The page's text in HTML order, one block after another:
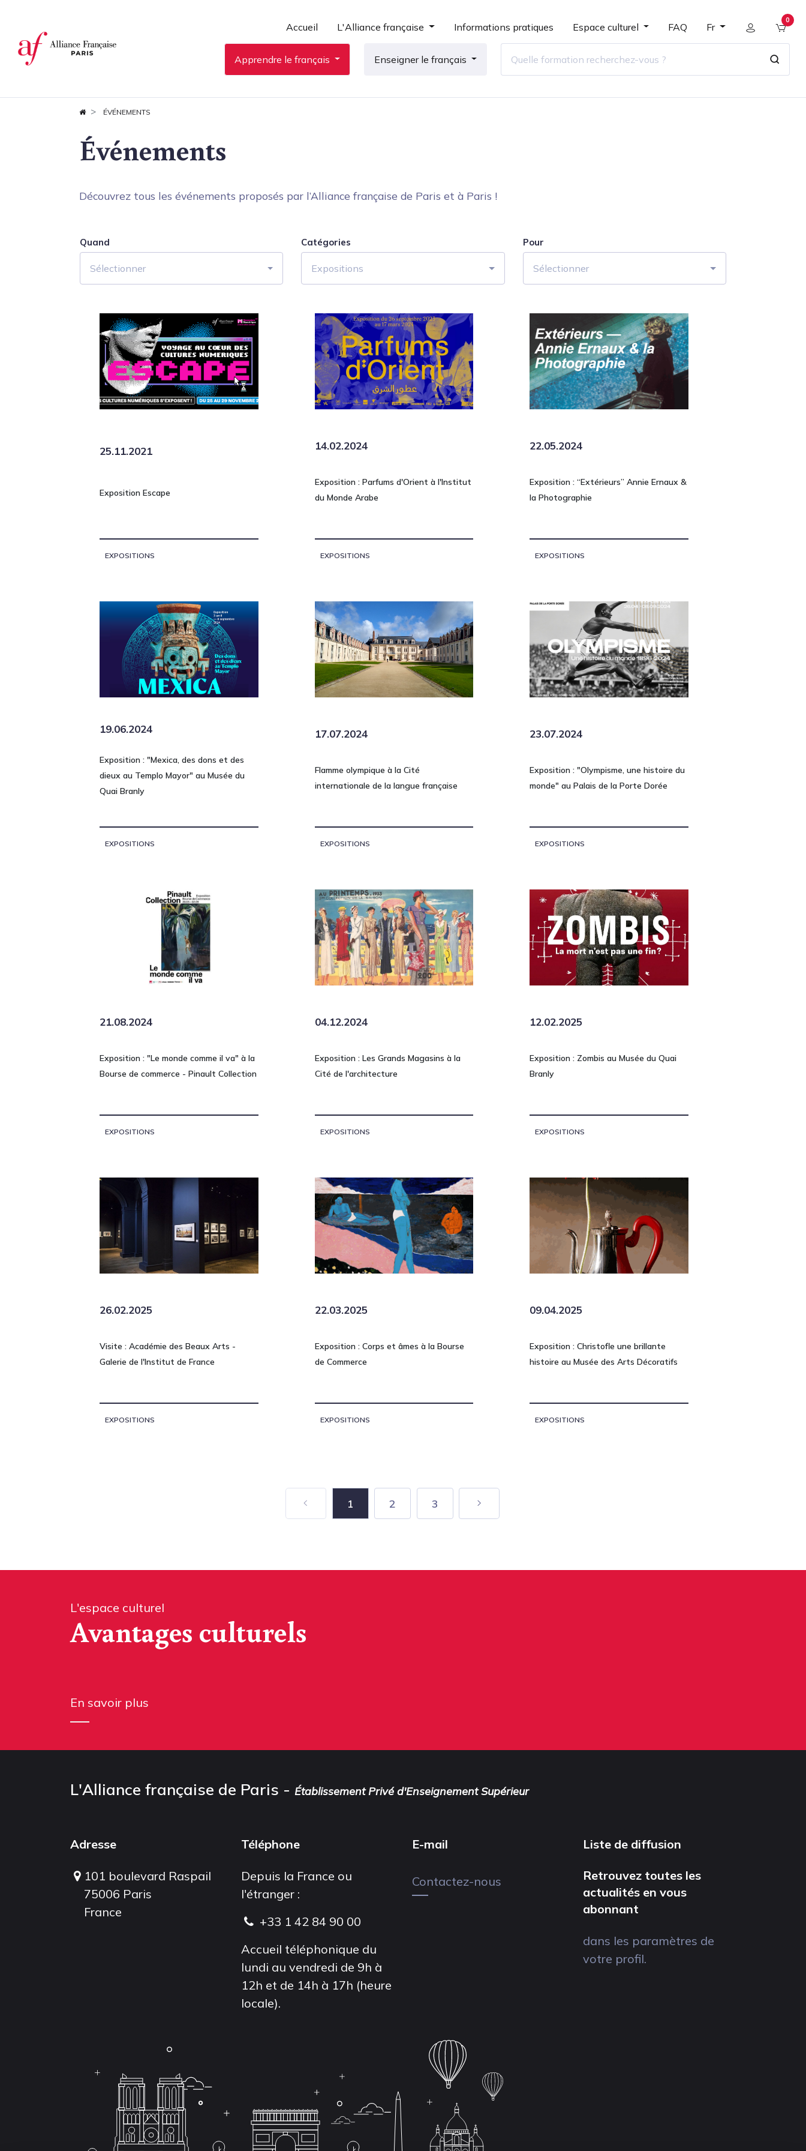
Accueil L'Alliance française Informations pratiques Espace culturel FAQ Fr
0
Apprendre le français Enseigner le français
ÉVÉNEMENTS
Événements
Découvrez tous les événements proposés par l’Alliance française de Paris et à Paris !
Quand
Sélectionner
Catégories
Expositions
Pour
Sélectionner
25.11.2021
Exposition Escape
EXPOSITIONS
14.02.2024
Exposition : Parfums d'Orient à l'Institut
du Monde Arabe
EXPOSITIONS
22.05.2024
Exposition : “Extérieurs” Annie Ernaux &
la Photographie
EXPOSITIONS
19.06.2024
Exposition : "Mexica, des dons et des
dieux au Templo Mayor" au Musée du
Quai Branly
EXPOSITIONS
17.07.2024
Flamme olympique à la Cité
internationale de la langue française
EXPOSITIONS
23.07.2024
Exposition : "Olympisme, une histoire du
monde" au Palais de la Porte Dorée
EXPOSITIONS
21.08.2024
Exposition : "Le monde comme il va" à la
Bourse de commerce - Pinault Collection
EXPOSITIONS
04.12.2024
Exposition : Les Grands Magasins à la
Cité de l'architecture
EXPOSITIONS
12.02.2025
Exposition : Zombis au Musée du Quai
Branly
EXPOSITIONS
26.02.2025
Visite : Académie des Beaux Arts -
Galerie de l'Institut de France
EXPOSITIONS
22.03.2025
Exposition : Corps et âmes à la Bourse
de Commerce
EXPOSITIONS
09.04.2025
Exposition : Christofle une brillante
histoire au Musée des Arts Décoratifs
EXPOSITIONS
1 2 3
L'espace culturel
Avantages culturels
En savoir plus
L'Alliance française de Paris - Établissement Privé d'Enseignement Supérieur
Adresse
101 boulevard Raspail
75006 Paris
France
Téléphone
Depuis la France ou
l'étranger :
+33 1 42 84 90 00
Accueil téléphonique du
lundi au vendredi de 9h à
12h et de 14h à 17h (heure
locale).
E-mail
Contactez-nous
Liste de diffusion
Retrouvez toutes les
actualités en vous
abonnant
dans les paramètres de
votre profil.